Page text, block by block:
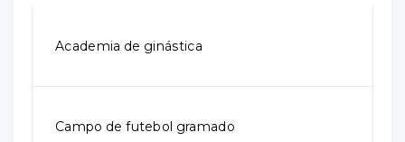
Academia de ginástica
Campo de futebol gramado